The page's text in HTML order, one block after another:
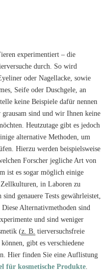
experimentiert – die
durch. So wird
oder Nagellacke, sowie
Seife oder Duschgele, an
keine Beispiele dafür nennen
sind und wir Ihnen keine
Heutzutage gibt es jedoch
alternative Methoden, um
Hierzu werden beispielsweise
Forscher jegliche Art von
ist es sogar möglich einige
in Laboren zu
genauere Tests gewährleistet,
Alternativmethoden sind
und sind weniger
(z. B. tierversuchsfreie
gibt es verschiedene
Hier finden Sie eine Auflistung
für kosmetische Produkte